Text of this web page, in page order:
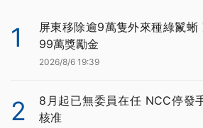
1
屏東移除逾9萬隻外來種綠鬣蜥
99萬獎勵金
2026/8/6 19:39
2
8月起已無委員在任 NCC停發
核准